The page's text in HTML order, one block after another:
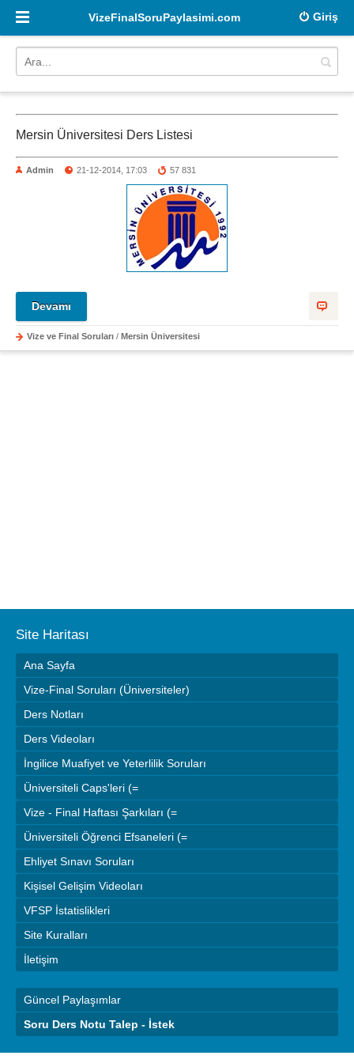
Giriş
VizeFinalSoruPaylasimi.com
Mersin Üniversitesi Ders Listesi
Admin 21-12-2014, 17:03 57 831
Devamı
Vize ve Final Soruları / Mersin Üniversitesi
Site Haritası
Ana Sayfa
Vize-Final Soruları (Üniversiteler)
Ders Notları
Ders Videoları
İngilice Muafiyet ve Yeterlilik Soruları
Üniversiteli Caps'leri (=
Vize - Final Haftası Şarkıları (=
Üniversiteli Öğrenci Efsaneleri (=
Ehliyet Sınavı Soruları
Kişisel Gelişim Videoları
VFSP İstatislikleri
Site Kuralları
İletişim
Güncel Paylaşımlar
Soru Ders Notu Talep - İstek